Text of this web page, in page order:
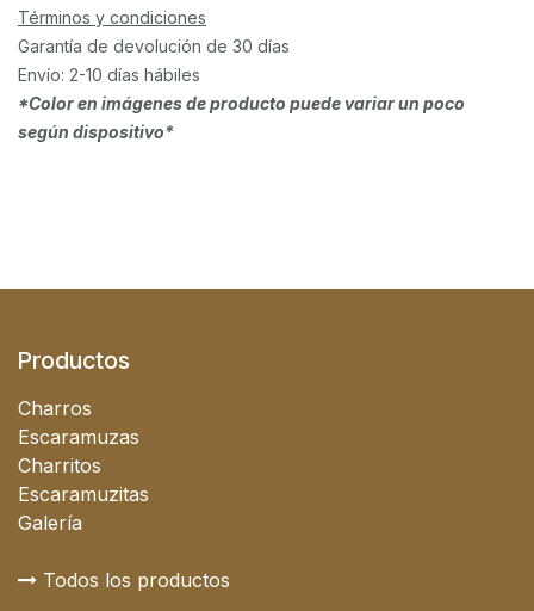
Términos y condiciones
Garantía de devolución de 30 días
Envío: 2-10 días hábiles
*Color en imágenes de producto puede variar un poco
según dispositivo*
Productos
Charros
Escaramuzas
Charritos
Escaramuzitas
Galería
Todos los productos